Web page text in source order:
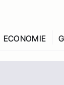
ECONOMIE